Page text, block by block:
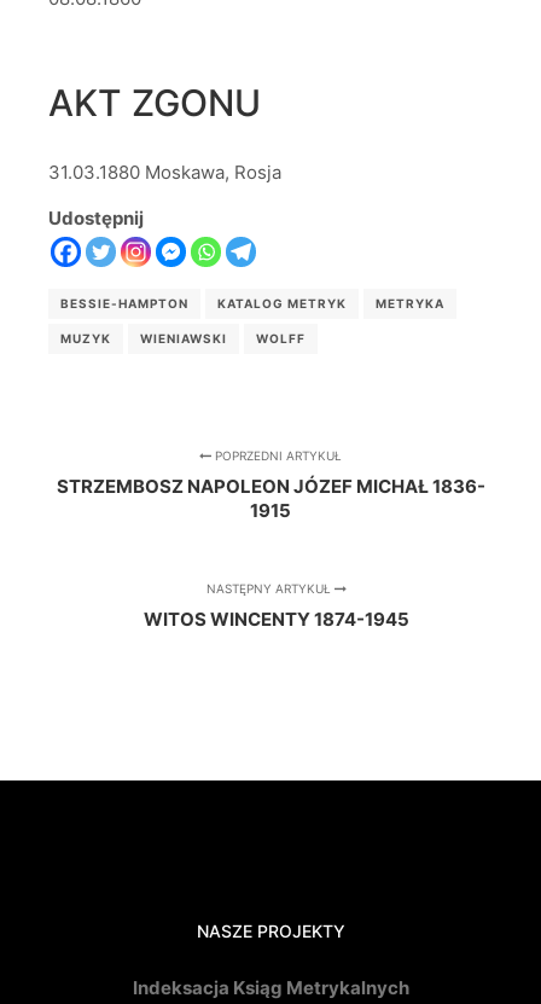
AKT ZGONU
31.03.1880 Moskawa, Rosja
Udostępnij
BESSIE-HAMPTON KATALOG METRYK METRYKA
MUZYK WIENIAWSKI WOLFF
POPRZEDNI ARTYKUŁ
STRZEMBOSZ NAPOLEON JÓZEF MICHAŁ 1836-
1915
NASTĘPNY ARTYKUŁ
WITOS WINCENTY 1874-1945
NASZE PROJEKTY
Indeksacja Ksiąg Metrykalnych